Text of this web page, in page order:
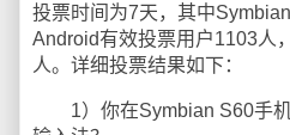
投票时间为7天，其中
Android有效投票用户1103人
人。详细投票结果如下：
1）你在Symbian S60手机